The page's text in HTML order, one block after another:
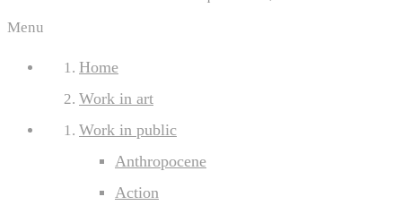
Menu
Home
Work in art
Work in public
Anthropocene
Action